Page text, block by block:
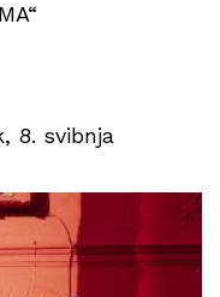
8. svibnja